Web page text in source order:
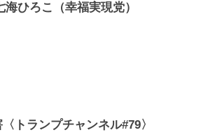
ひろこ（幸福実現党）
トランプチャンネル#79〉